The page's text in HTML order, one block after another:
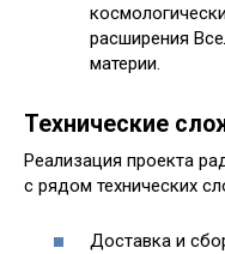
расширения
материи.
Технические
Реализация проекта
с рядом технических
Доставка и